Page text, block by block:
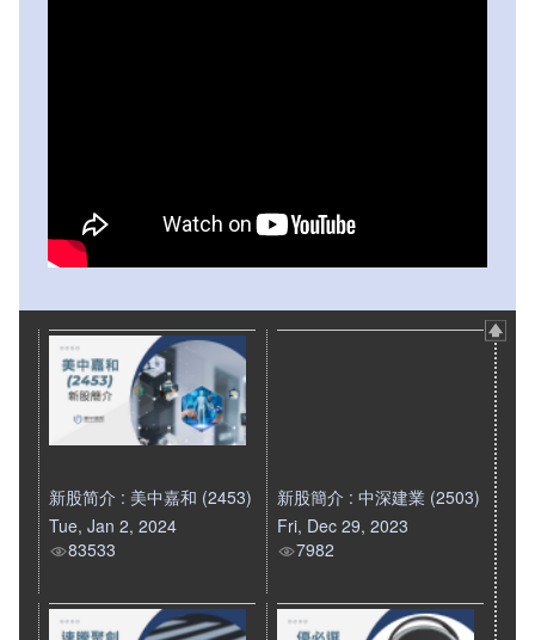
新股简介 : 美中嘉和 (2453)
Tue, Jan 2, 2024
83533
新股簡介 : 中深建業 (2503)
Fri, Dec 29, 2023
7982